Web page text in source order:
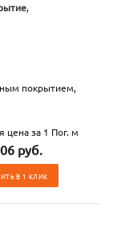
,
покрытием,
цена за 1 Пог. м
руб.
В 1 КЛИК